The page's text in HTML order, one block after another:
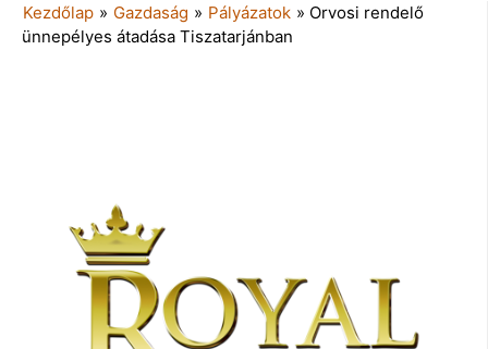
Kezdőlap » Gazdaság » Pályázatok » Orvosi rendelő
ünnepélyes átadása Tiszatarjánban